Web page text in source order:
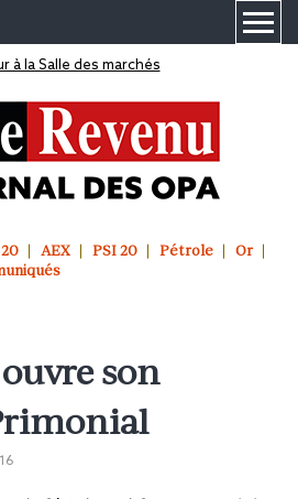
à la Salle des marchés
AEX PSI 20 Pétrole
Or
son